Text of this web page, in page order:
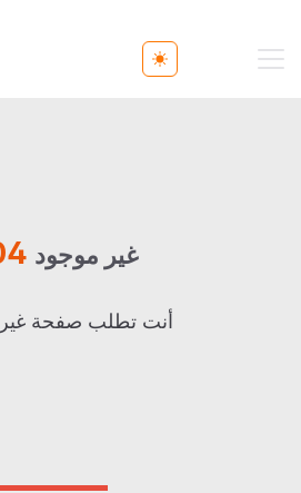
Toggle theme
غير موجود
أنت تطلب صفحة